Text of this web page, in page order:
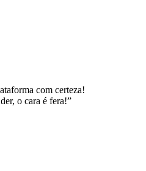
com certeza!
o cara é fera!”